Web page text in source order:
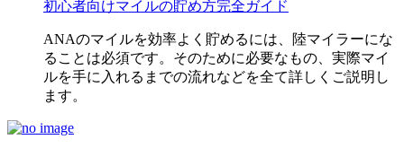
初心者向けマイルの貯め方完全ガイド
ANAのマイルを効率よく貯めるには、陸マイラーにな
ることは必須です。そのために必要なもの、実際マイ
ルを手に入れるまでの流れなどを全て詳しくご説明し
ます。